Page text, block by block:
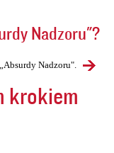
Nadzoru"?
Nadzoru".
krokiem